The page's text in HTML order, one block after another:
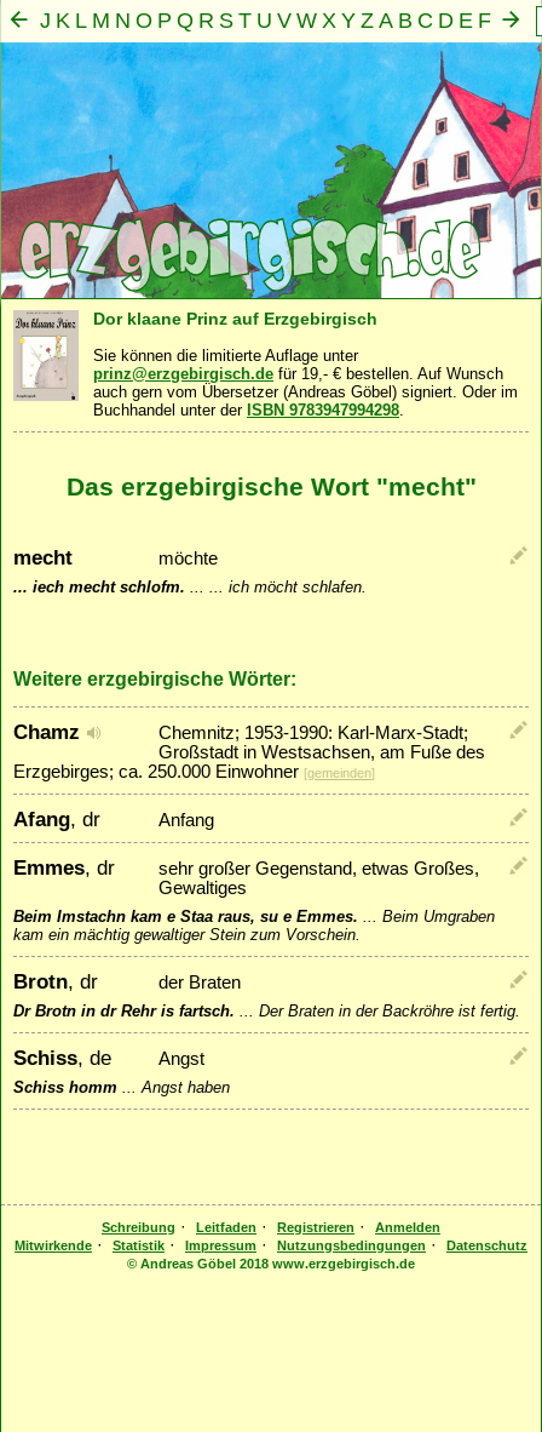
J K L M N O P Q R S T U V W X Y Z A B C D E F
G
H I
Mensch · Seele· Geist ·Familie ·Gemeinschaft
Dor klaane Prinz auf Erzgebirgisch
Sie können die limitierte Auflage unter
prinz@erzgebirgisch.de für 19,- € bestellen. Auf Wunsch
auch gern vom Übersetzer (Andreas Göbel) signiert. Oder im
Buchhandel unter der ISBN 9783947994298.
Das erzgebirgische Wort "mecht"
mecht möchte
... iech mecht schlofm. ... ... ich möcht schlafen.
Weitere erzgebirgische Wörter:
Chamz
Chemnitz; 1953-1990: Karl-Marx-Stadt;
Großstadt in Westsachsen, am Fuße des
Erzgebirges; ca. 250.000 Einwohner [gemeinden]
Afang, dr Anfang
Emmes, dr
sehr großer Gegenstand, etwas Großes,
Gewaltiges
Beim Imstachn kam e Staa raus, su e Emmes. ... Beim Umgraben
kam ein mächtig gewaltiger Stein zum Vorschein.
Brotn, dr der Braten
Dr Brotn in dr Rehr is fartsch. ... Der Braten in der Backröhre ist fertig.
Schiss, de Angst
Schiss homm ...Angst haben
Schreibung · Leitfaden · Registrieren ·
Anmelden
Mitwirkende · Statistik · Impressum · Nutzungsbedingungen ·
Datenschutz
© Andreas Göbel 2018 www.erzgebirgisch.de